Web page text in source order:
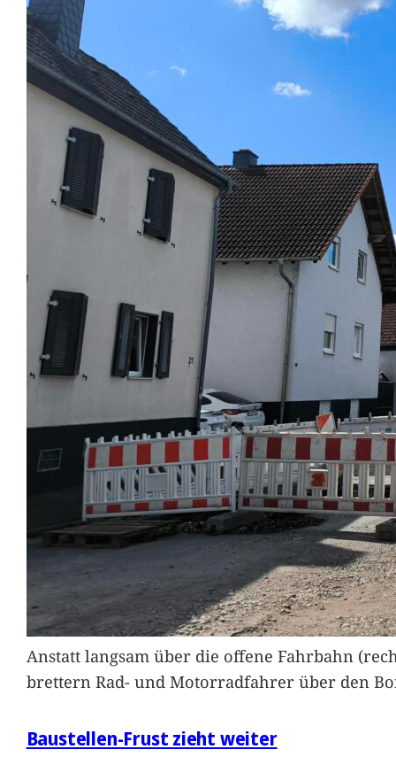
Anstatt langsam über die offene Fahrbahn
brettern Rad- und Motorradfahrer über den
Baustellen-Frust zieht weiter